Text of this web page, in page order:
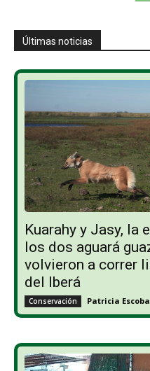
Últimas noticias
Kuarahy y Jasy, la
los dos aguará
volvieron a correr
del Iberá
Conservación Patricia